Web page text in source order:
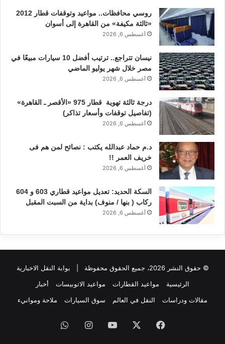
روسي محافظات.. مواعيد وتوقفات قطار 2012
«ثالثة مكيفة» من القاهرة إلى أسوان
أغسطس 6, 2026
نيسان تتراجع.. ترتيب أفضل 10 سيارات مبيعًا في
مصر خلال شهر يوليو الماضي
أغسطس 6, 2026
درجة ثالثة تهوية قطار 975 «الأقصر ـ القاهرة»
(تفاصيل توقفات وأسعار تذاكر)
أغسطس 6, 2026
د.م حماد عبدالله يكتب : نصائح لمن هم فى
خريف العمر !!
أغسطس 6, 2026
السكة الحديد: تعديل مواعيد قطاري 603 و 604
ركاب ( بنها / منوف) بداية من السبت المقبل
أغسطس 6, 2026
© حقوق النشر 2026، جميع الحقوق محفوظة |
بوابة النقل الاخبارية
الرئيسية
مواعيد القطارات مواعيد الاتوبيسات
أخبار
مقالات ودراسات
النقل في العالم سوق السيارات ملاحة وموانيء
فيسبوك ‫YouTubeانستقرام